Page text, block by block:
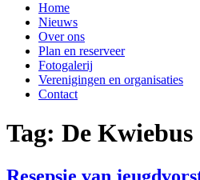
Home
Nieuws
Over ons
Plan en reserveer
Fotogalerij
Verenigingen en organisaties
Contact
Tag: De Kwiebus